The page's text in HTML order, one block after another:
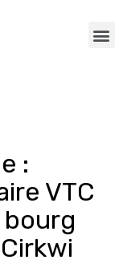
:
VTC
bourg